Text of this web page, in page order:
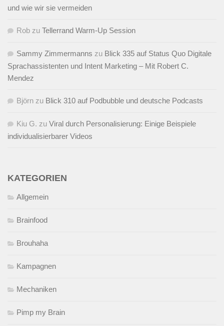
und wie wir sie vermeiden
Rob zu Tellerrand Warm-Up Session
Sammy Zimmermanns zu Blick 335 auf Status Quo Digitale
Sprachassistenten und Intent Marketing – Mit Robert C.
Mendez
Björn zu Blick 310 auf Podbubble und deutsche Podcasts
Kiu G. zu Viral durch Personalisierung: Einige Beispiele
individualisierbarer Videos
KATEGORIEN
Allgemein
Brainfood
Brouhaha
Kampagnen
Mechaniken
Pimp my Brain